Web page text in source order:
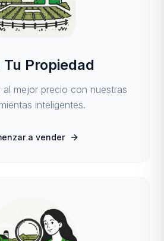
Tu Propiedad
al mejor precio con nuestras
inteligentes.
a vender